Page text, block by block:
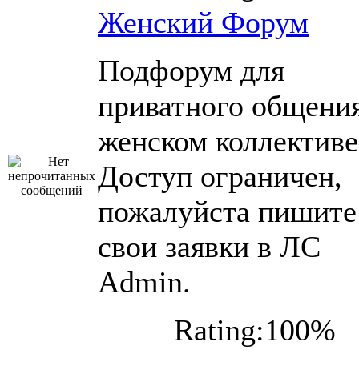
Женский Форум
Подфорум для
приватного
женском
Доступ ограничен,
пожалуйста пишите
свои заявки в ЛС
Admin.
Rating:100%